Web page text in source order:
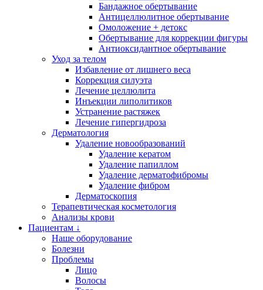
Бандажное обертывание
Антицеллюлитное обертывание
Омоложение + детокс
Обертывание для коррекции фигуры
Антиоксидантное обертывание
Уход за телом
Избавление от лишнего веса
Коррекция силуэта
Лечение целлюлита
Инъекции липолитиков
Устранение растяжек
Лечение гипергидроза
Дерматология
Удаление новообразований
Удаление кератом
Удаление папиллом
Удаление дерматофибромы
Удаление фибром
Дерматоскопия
Терапевтическая косметология
Анализы крови
Пациентам ↓
Наше оборудование
Болезни
Проблемы
Лицо
Волосы